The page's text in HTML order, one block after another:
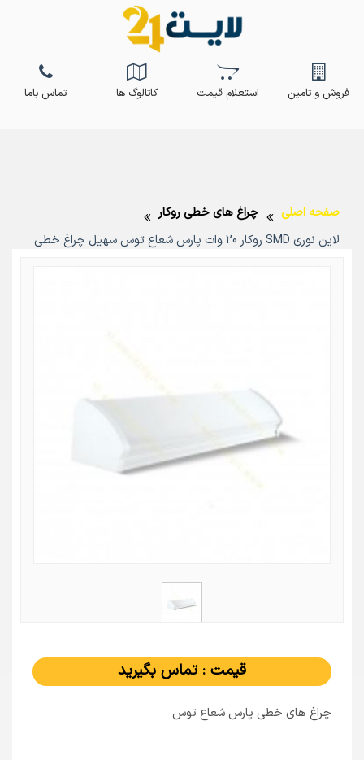
فروش و تامین استعلام قیمت کاتالوگ ها تماس باما
صفحه اصلی
چراغ های خطی روکار
لاین نوری SMD روکار 20 وات پارس شعاع توس سهیل چراغ خطی
قیمت : تماس بگیرید
چراغ های خطی پارس شعاع توس